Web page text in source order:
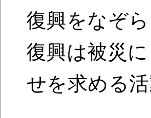
復興をなぞ
復興は被災
せを求める